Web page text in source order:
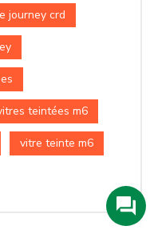
journey crd
teintées m6
vitre teinte m6